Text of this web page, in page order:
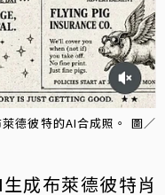
德彼特的AI合成照。 圖／
成布萊德彼特肖